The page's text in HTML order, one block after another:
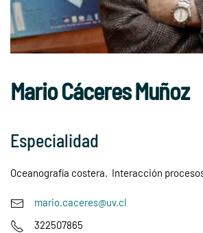
Mario Cáceres Muñoz
Especialidad
Oceanografía costera. Interacción
mario.caceres@uv.cl
322507865